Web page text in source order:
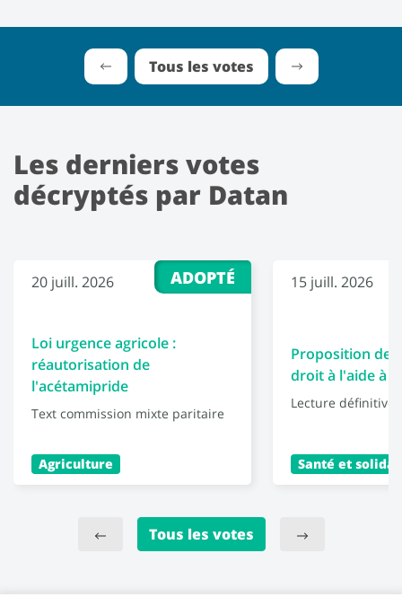
Tous les votes
Les derniers votes
décryptés par Datan
ADOPTÉ
20 juill. 2026
Loi urgence agricole :
réautorisation de
l'acétamipride
Text commission mixte paritaire
Agriculture
15 juill. 2026
Proposition de
droit à l'aide à
Lecture définitive
Santé et
Tous les votes